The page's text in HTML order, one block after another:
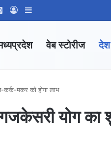
Channel
WhatsApp Group
Log In
वेब स्टोरीज देश
मकर को होगा लाभ
योग का